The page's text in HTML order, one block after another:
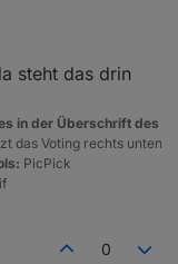
break;
steht das drin
in der Überschrift des
das Voting rechts unten
PicPick
0